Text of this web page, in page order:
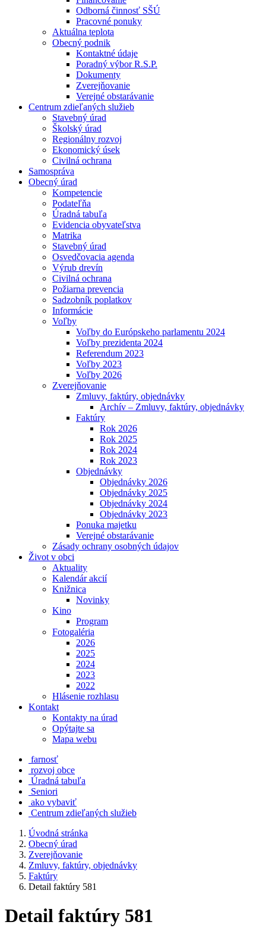
Odborná činnosť SŠÚ
Pracovné ponuky
Aktuálna teplota
Obecný podnik
Kontaktné údaje
Poradný výbor R.S.P.
Dokumenty
Zverejňovanie
Verejné obstarávanie
Centrum zdieľaných služieb
Stavebný úrad
Školský úrad
Regionálny rozvoj
Ekonomický úsek
Civilná ochrana
Samospráva
Obecný úrad
Kompetencie
Podateľňa
Úradná tabuľa
Evidencia obyvateľstva
Matrika
Stavebný úrad
Osvedčovacia agenda
Výrub drevín
Civilná ochrana
Požiarna prevencia
Sadzobník poplatkov
Informácie
Voľby
Voľby do Európskeho parlamentu 2024
Voľby prezidenta 2024
Referendum 2023
Voľby 2023
Voľby 2026
Zverejňovanie
Zmluvy, faktúry, objednávky
Archív – Zmluvy, faktúry, objednávky
Faktúry
Rok 2026
Rok 2025
Rok 2024
Rok 2023
Objednávky
Objednávky 2026
Objednávky 2025
Objednávky 2024
Objednávky 2023
Ponuka majetku
Verejné obstarávanie
Zásady ochrany osobných údajov
Život v obci
Aktuality
Kalendár akcií
Knižnica
Novinky
Kino
Program
Fotogaléria
2026
2025
2024
2023
2022
Hlásenie rozhlasu
Kontakt
Kontakty na úrad
Opýtajte sa
Mapa webu
farnosť
rozvoj obce
Úradná tabuľa
Seniori
ako vybaviť
Centrum zdieľaných služieb
Úvodná stránka
Obecný úrad
Zverejňovanie
Zmluvy, faktúry, objednávky
Faktúry
Detail faktúry 581
Detail faktúry 581